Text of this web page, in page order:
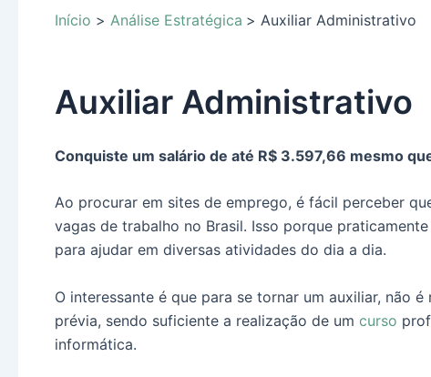
Início Análise Estratégica Auxiliar Administrativo
Auxiliar Administrativo
Conquiste um salário de até R$ 3.597,66 mesmo
Ao procurar em sites de emprego, é fácil perceber
vagas de trabalho no Brasil. Isso porque
para ajudar em diversas atividades do dia a dia.
O interessante é que para se tornar um auxiliar, não
prévia, sendo suficiente a realização de um curso
informática.